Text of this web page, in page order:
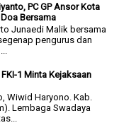
PC GP Ansor Kota
Bersama
Junaedi Malik bersama
pengurus dan
1 Minta Kejaksaan
Haryono. Kab.
Lembaga Swadaya